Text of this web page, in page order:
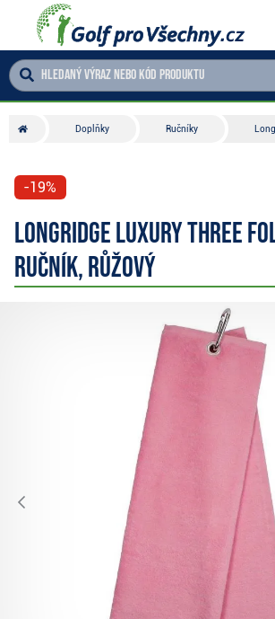
Doplňky Ručníky
-19%
Longridge Luxury Three
ručník, růžový